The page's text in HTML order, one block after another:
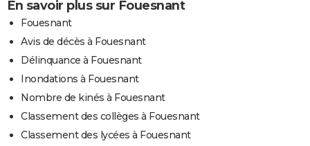
En savoir plus sur Fouesnant
Fouesnant
Avis de décès à Fouesnant
Délinquance à Fouesnant
Inondations à Fouesnant
Nombre de kinés à Fouesnant
Classement des collèges à Fouesnant
Classement des lycées à Fouesnant